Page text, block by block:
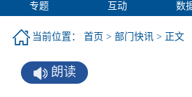
专题
互动 数
当前位置： 首页 > 部门快讯 > 正文
朗读